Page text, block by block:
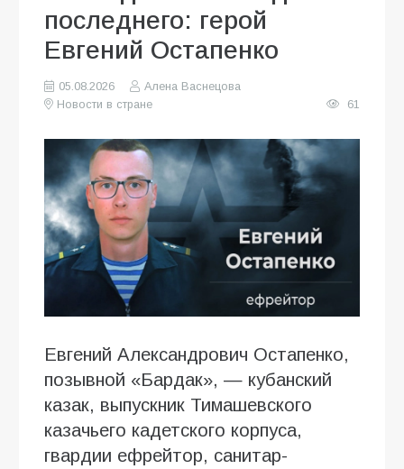
последнего: герой
Евгений Остапенко
05.08.2026
Алена Васнецова
Новости в стране
61
Евгений Александрович Остапенко,
позывной «Бардак», — кубанский
казак, выпускник Тимашевского
казачьего кадетского корпуса,
гвардии ефрейтор, санитар-